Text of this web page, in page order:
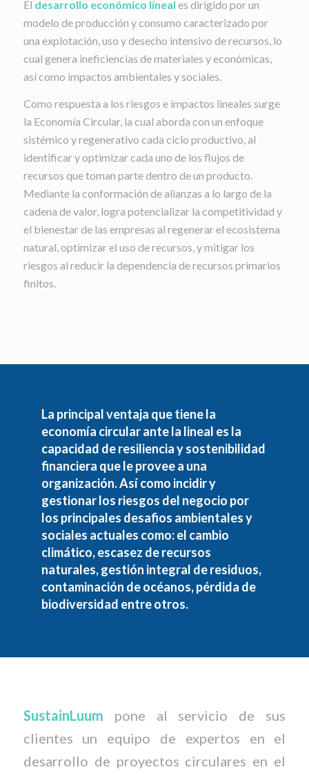
El desarrollo económico líneal es dirigido por un
modelo de producción y consumo caracterizado por
una explotación, uso y desecho intensivo de recursos, lo
cual genera ineficiencias de materiales y económicas,
así como impactos ambientales y sociales.
Como respuesta a los riesgos e impactos lineales surge
la Economía Circular, la cual aborda con un enfoque
sistémico y regenerativo cada ciclo productivo, al
identificar y optimizar cada uno de los flujos de
recursos que toman parte dentro de un producto.
Mediante la conformación de alianzas a lo largo de la
cadena de valor, logra potencializar la competitividad y
el bienestar de las empresas al regenerar el ecosistema
natural, optimizar el uso de recursos, y mitigar los
riesgos al reducir la dependencia de recursos primarios
finitos.
La principal ventaja que tiene la
economía circular ante la lineal es la
capacidad de resiliencia y sostenibilidad
financiera que le provee a una
organización. Así como incidir y
gestionar los riesgos del negocio por
los principales desafios ambientales y
sociales actuales como: el cambio
climático, escasez de recursos
naturales, gestión integral de residuos,
contaminación de océanos, pérdida de
biodiversidad entre otros.
SustainLuum pone al servicio de sus
clientes un equipo de expertos en el
desarrollo de proyectos circulares en el